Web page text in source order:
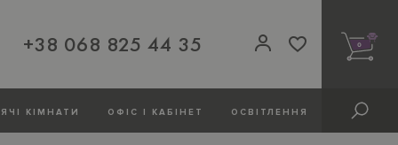
+38 068 825 44 35 0
КIМНАТИ ОФIС І КАБІНЕТ ОСВIТЛЕННЯ